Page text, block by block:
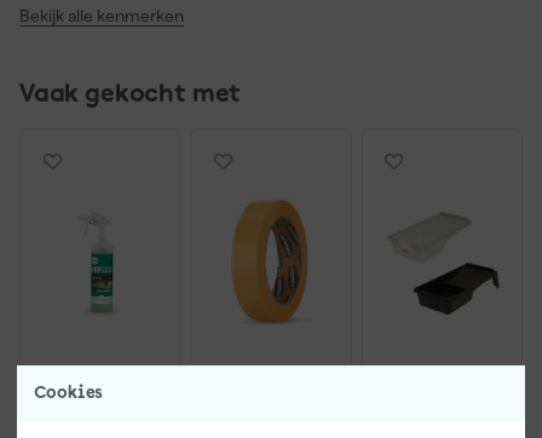
Cookies
Bekijk alle kenmerken
Vaak gekocht met
TEC7 HP